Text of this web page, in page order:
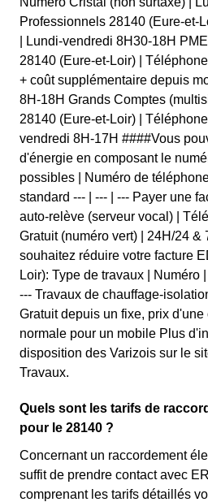
Professionnels 28140 (Eure-et-
| Lundi-vendredi 8H30-18H
28140 (Eure-et-Loir) |
+ coût supplémentaire depuis
8H-18H Grands Comptes
28140 (Eure-et-Loir) |
vendredi 8H-17H ####Vous
d'énergie en composant le
possibles | Numéro de
standard --- | --- | --- Payer une
auto-relève (serveur vocal) |
Gratuit (numéro vert) | 24H/24 &
souhaitez réduire votre facture
Loir): Type de travaux | Numéro
--- Travaux de chauffage-
Gratuit depuis un fixe, prix
normale pour un mobile Plus
disposition des Varizois sur le
Travaux.
Quels sont les tarifs de
pour le 28140 ?
Concernant un raccordement
suffit de prendre contact avec
comprenant les tarifs détaillés